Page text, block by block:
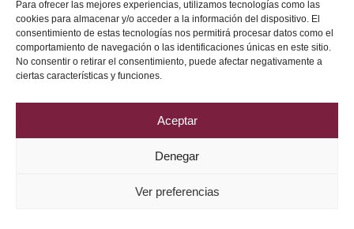
Para ofrecer las mejores experiencias, utilizamos tecnologías como las
cookies para almacenar y/o acceder a la información del dispositivo. El
consentimiento de estas tecnologías nos permitirá procesar datos como el
comportamiento de navegación o las identificaciones únicas en este sitio.
No consentir o retirar el consentimiento, puede afectar negativamente a
ciertas características y funciones.
Aceptar
Denegar
Ver preferencias